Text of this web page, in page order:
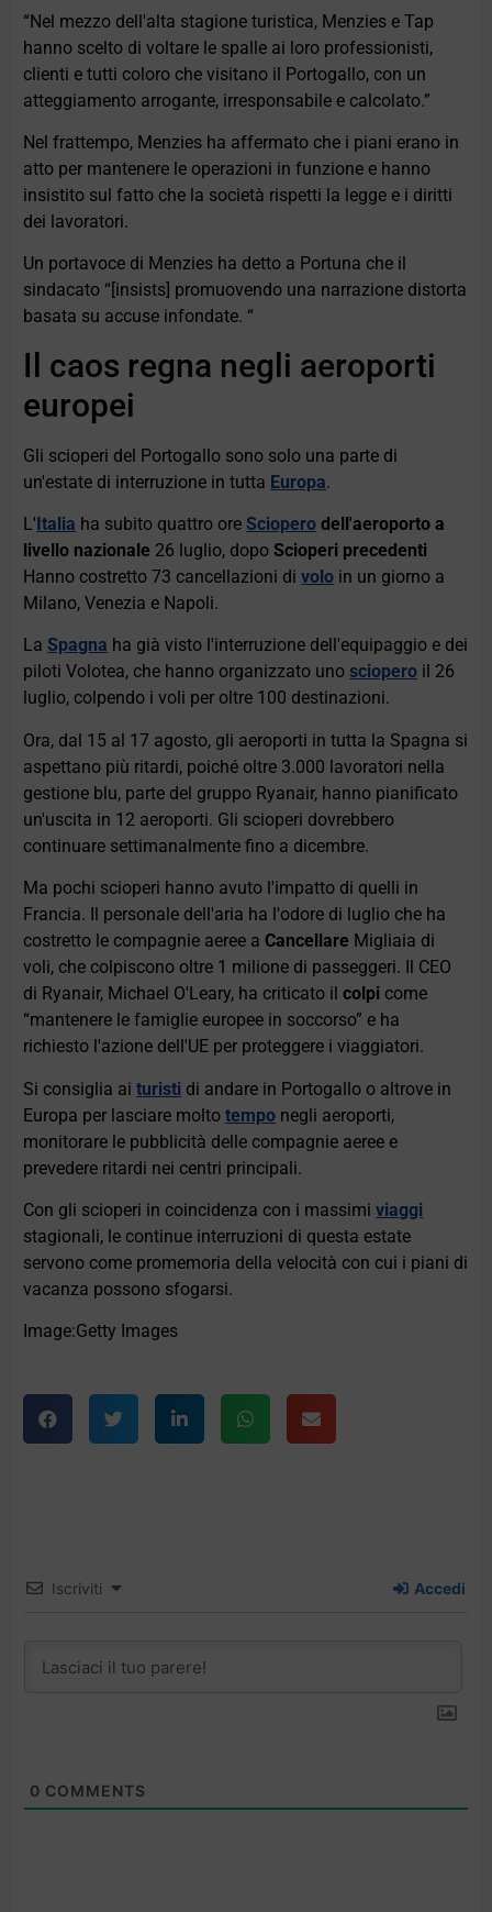
“Nel mezzo dell'alta stagione turistica, Menzies e Tap
hanno scelto di voltare le spalle ai loro professionisti,
clienti e tutti coloro che visitano il Portogallo, con un
atteggiamento arrogante, irresponsabile e calcolato.”
Nel frattempo, Menzies ha affermato che i piani erano in
atto per mantenere le operazioni in funzione e hanno
insistito sul fatto che la società rispetti la legge e i diritti
dei lavoratori.
Un portavoce di Menzies ha detto a Portuna che il
sindacato “[insists] promuovendo una narrazione distorta
basata su accuse infondate. “
Il caos regna negli aeroporti
europei
Gli scioperi del Portogallo sono solo una parte di
un'estate di interruzione in tutta Europa.
L'Italia ha subito quattro oreSciopero dell'aeroporto a
livello nazionale 26 luglio, dopoScioperi precedenti
Hanno costretto 73 cancellazioni divolo in un giorno a
Milano, Venezia e Napoli.
LaSpagna ha già visto l'interruzione dell'equipaggio e dei
piloti Volotea, che hanno organizzato unosciopero il 26
luglio, colpendo i voli per oltre 100 destinazioni.
Ora, dal 15 al 17 agosto, gli aeroporti in tutta la Spagna si
aspettano più ritardi, poiché oltre 3.000 lavoratori nella
gestione blu, parte del gruppo Ryanair, hanno pianificato
un'uscita in 12 aeroporti. Gli scioperi dovrebbero
continuare settimanalmente fino a dicembre.
Ma pochi scioperi hanno avuto l'impatto di quelli in
Francia. Il personale dell'aria ha l'odore di luglio che ha
costretto le compagnie aeree aCancellare Migliaia di
voli, che colpiscono oltre 1 milione di passeggeri. Il CEO
di Ryanair, Michael O'Leary, ha criticato ilcolpi come
“mantenere le famiglie europee in soccorso” e ha
richiesto l'azione dell'UE per proteggere i viaggiatori.
Si consiglia aituristi di andare in Portogallo o altrove in
Europa per lasciare moltotempo negli aeroporti,
monitorare le pubblicità delle compagnie aeree e
prevedere ritardi nei centri principali.
Con gli scioperi in coincidenza con i massimiviaggi
stagionali, le continue interruzioni di questa estate
servono come promemoria della velocità con cui i piani di
vacanza possono sfogarsi.
Image:Getty Images
Iscriviti Accedi
0 COMMENTS